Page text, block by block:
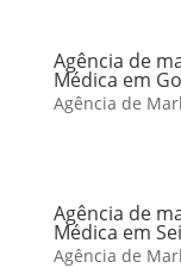
Agência de
Médica em
Agência de
Agência de
Médica em
Agência de